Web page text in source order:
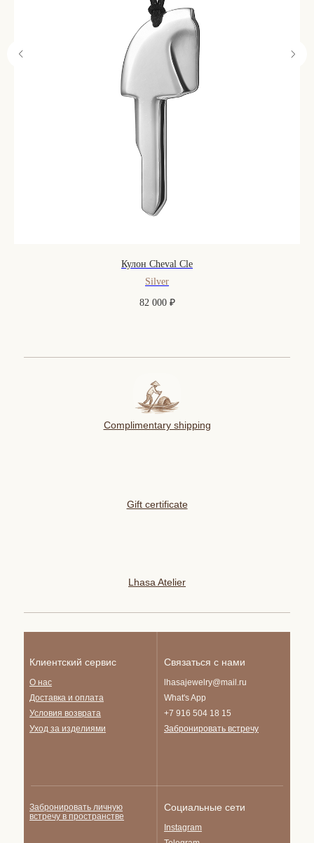
Кулон Cheval Cle
Silver
82 000 ₽
Gift certificate
Complimentary shipping
Lhasa Atelier
О нас
Клиентский сервис
Доставка и оплата
Условия возврата
Уход за изделиями
lhasajewelry@mail.ru
Связаться с нами
What's App
+7 916 504 18 15
Забронировать встречу
Instagram
Социальные сети
Забронировать личную
встречу в пространстве